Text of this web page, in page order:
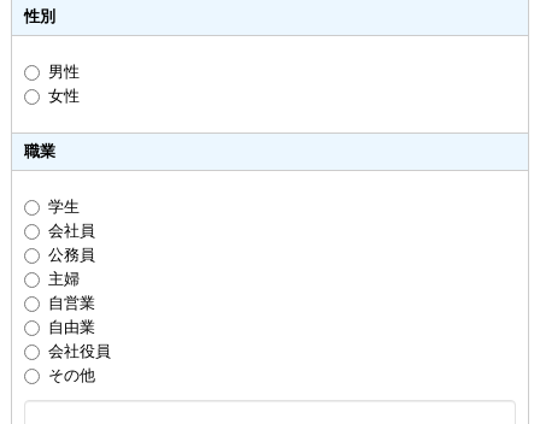
性別
男性
女性
職業
学生
会社員
公務員
主婦
自営業
自由業
会社役員
その他